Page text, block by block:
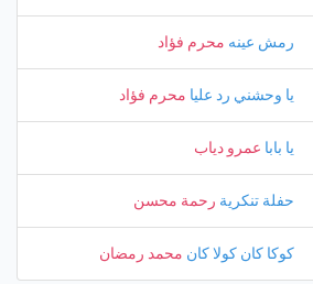
رمش عينه محرم فؤاد
يا وحشني رد عليا محرم فؤاد
يا بابا عمرو دياب
حفلة تنكرية رحمة محسن
كوكا كان كولا كان محمد رمضان